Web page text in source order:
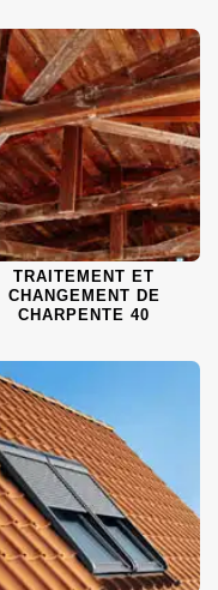
TRAITEMENT ET
CHANGEMENT DE
CHARPENTE 40